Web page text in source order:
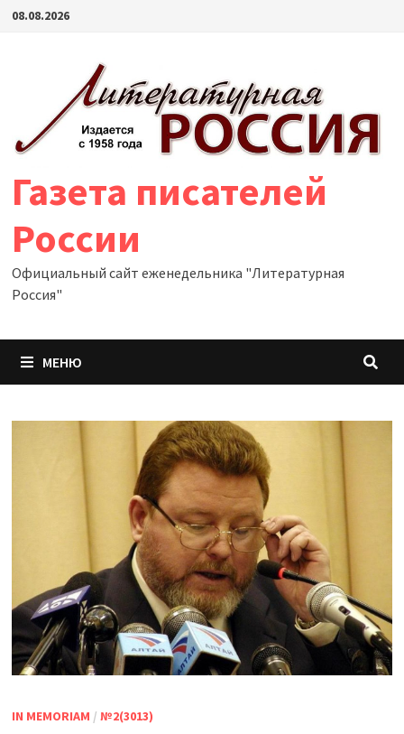
Перейти
08.08.2026
Газета писателей
России
Официальный сайт еженедельника "Литературная
Россия"
МЕНЮ
IN MEMORIAM / №2(3013)